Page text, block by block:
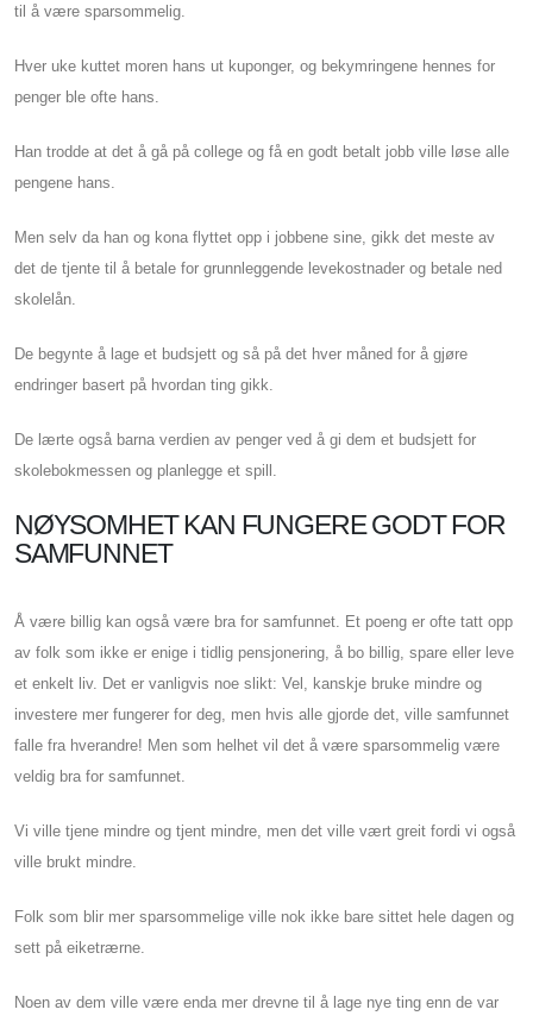
til å være sparsommelig.
Hver uke kuttet moren hans ut kuponger, og bekymringene hennes for
penger ble ofte hans.
Han trodde at det å gå på college og få en godt betalt jobb ville løse alle
pengene hans.
Men selv da han og kona flyttet opp i jobbene sine, gikk det meste av
det de tjente til å betale for grunnleggende levekostnader og betale ned
skolelån.
De begynte å lage et budsjett og så på det hver måned for å gjøre
endringer basert på hvordan ting gikk.
De lærte også barna verdien av penger ved å gi dem et budsjett for
skolebokmessen og planlegge et spill.
NØYSOMHET KAN FUNGERE GODT FOR
SAMFUNNET
Å være billig kan også være bra for samfunnet. Et poeng er ofte tatt opp
av folk som ikke er enige i tidlig pensjonering, å bo billig, spare eller leve
et enkelt liv. Det er vanligvis noe slikt: Vel, kanskje bruke mindre og
investere mer fungerer for deg, men hvis alle gjorde det, ville samfunnet
falle fra hverandre! Men som helhet vil det å være sparsommelig være
veldig bra for samfunnet.
Vi ville tjene mindre og tjent mindre, men det ville vært greit fordi vi også
ville brukt mindre.
Folk som blir mer sparsommelige ville nok ikke bare sittet hele dagen og
sett på eiketrærne.
Noen av dem ville være enda mer drevne til å lage nye ting enn de var